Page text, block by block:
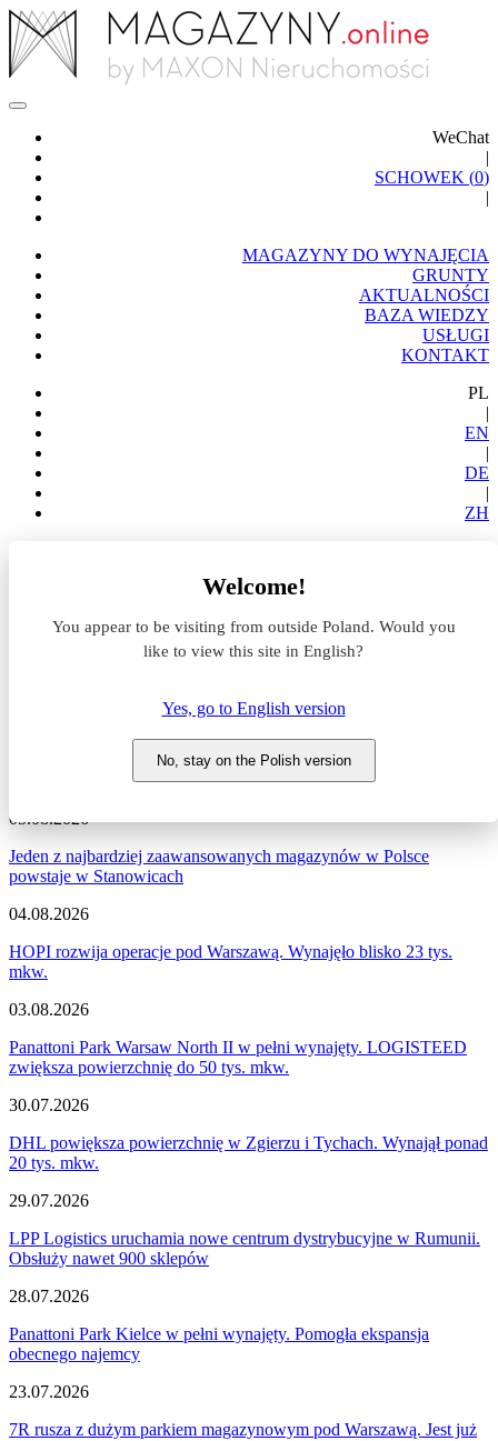
WeChat
|
SCHOWEK (0)
|
MAGAZYNY DO WYNAJĘCIA
GRUNTY
AKTUALNOŚCI
BAZA WIEDZY
USŁUGI
KONTAKT
PL
|
EN
|
DE
|
ZH
Welcome!
You appear to be visiting from outside Poland. Would you
like to view this site in English?
Yes, go to English version
No, stay on the Polish version
Aktualności z rynku
magazynowego
Zapraszamy do zapoznania się z najnowszymi informacjami
dotyczącymi sytuacji na rynku komercyjnym, nowymi projektami
deweloperskimi, a także wydarzeniami i zmianami na naszym
05.08.2026
Jeden z najbardziej zaawansowanych magazynów w Polsce
powstaje w Stanowicach
04.08.2026
HOPI rozwija operacje pod Warszawą. Wynajęło blisko 23 tys.
mkw.
03.08.2026
Panattoni Park Warsaw North II w pełni wynajęty. LOGISTEED
zwiększa powierzchnię do 50 tys. mkw.
30.07.2026
DHL powiększa powierzchnię w Zgierzu i Tychach. Wynajął ponad
20 tys. mkw.
29.07.2026
LPP Logistics uruchamia nowe centrum dystrybucyjne w Rumunii.
Obsłuży nawet 900 sklepów
28.07.2026
Panattoni Park Kielce w pełni wynajęty. Pomogła ekspansja
obecnego najemcy
23.07.2026
7R rusza z dużym parkiem magazynowym pod Warszawą. Jest już